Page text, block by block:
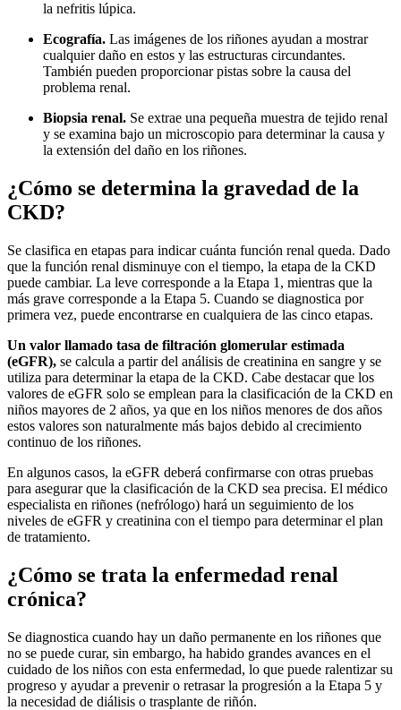
la nefritis lúpica.
Ecografía. Las imágenes de los riñones ayudan a mostrar
cualquier daño en estos y las estructuras circundantes.
También pueden proporcionar pistas sobre la causa del
problema renal.
Biopsia renal. Se extrae una pequeña muestra de tejido renal
y se examina bajo un microscopio para determinar la causa y
la extensión del daño en los riñones.
¿Cómo se determina la gravedad de la
CKD?
Se clasifica en etapas para indicar cuánta función renal queda. Dado
que la función renal disminuye con el tiempo, la etapa de la CKD
puede cambiar. La leve corresponde a la Etapa 1, mientras que la
más grave corresponde a la Etapa 5. Cuando se diagnostica por
primera vez, puede encontrarse en cualquiera de las cinco etapas.
Un valor llamado tasa de filtración glomerular estimada
(eGFR), se calcula a partir del análisis de creatinina en sangre y se
utiliza para determinar la etapa de la CKD. Cabe destacar que los
valores de eGFR solo se emplean para la clasificación de la CKD en
niños mayores de 2 años, ya que en los niños menores de dos años
estos valores son naturalmente más bajos debido al crecimiento
continuo de los riñones.
En algunos casos, la eGFR deberá confirmarse con otras pruebas
para asegurar que la clasificación de la CKD sea precisa. El médico
especialista en riñones (nefrólogo) hará un seguimiento de los
niveles de eGFR y creatinina con el tiempo para determinar el plan
de tratamiento.
¿Cómo se trata la enfermedad renal
crónica?
Se diagnostica cuando hay un daño permanente en los riñones que
no se puede curar, sin embargo, ha habido grandes avances en el
cuidado de los niños con esta enfermedad, lo que puede ralentizar su
progreso y ayudar a prevenir o retrasar la progresión a la Etapa 5 y
la necesidad de diálisis o trasplante de riñón.